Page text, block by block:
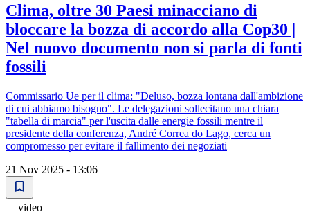
Clima, oltre 30 Paesi minacciano di
bloccare la bozza di accordo alla Cop30 |
Nel nuovo documento non si parla di fonti
fossili
Commissario Ue per il clima: "Deluso, bozza lontana dall'ambizione
di cui abbiamo bisogno". Le delegazioni sollecitano una chiara
"tabella di marcia" per l'uscita dalle energie fossili mentre il
presidente della conferenza, André Correa do Lago, cerca un
compromesso per evitare il fallimento dei negoziati
21 Nov 2025 - 13:06
video